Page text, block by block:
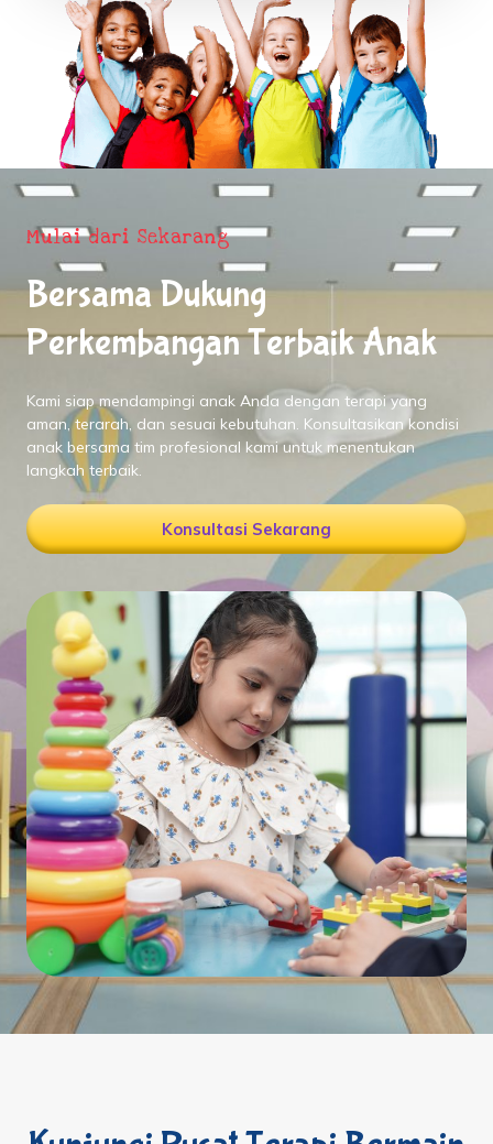
Mulai dari Sekarang
Bersama Dukung
Perkembangan Terbaik Anak
Kami siap mendampingi anak Anda dengan terapi yang
aman, terarah, dan sesuai kebutuhan. Konsultasikan kondisi
anak bersama tim profesional kami untuk menentukan
langkah terbaik.
Konsultasi Sekarang